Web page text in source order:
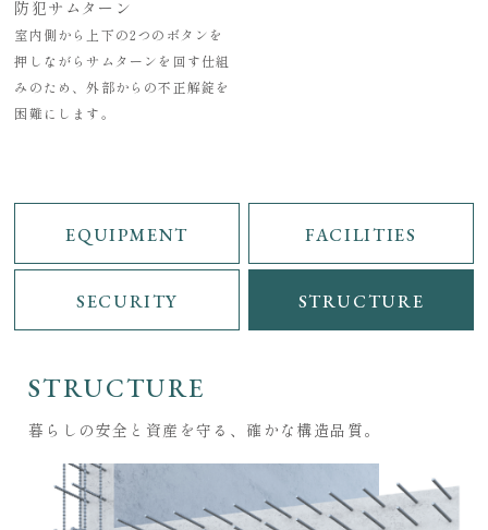
防犯サムターン
室内側から上下の2つのボタンを
押しながらサムターンを回す仕組
みのため、外部からの不正解錠を
困難にします。
EQUIPMENT FACILITIES
SECURITY STRUCTURE
STRUCTURE
暮らしの安全と資産を守る、確かな構造品質。